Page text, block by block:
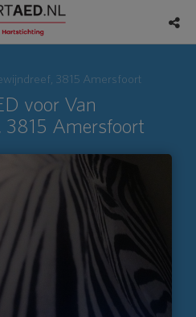
3815 Amersfoort
voor Van
3815 Amersfoort